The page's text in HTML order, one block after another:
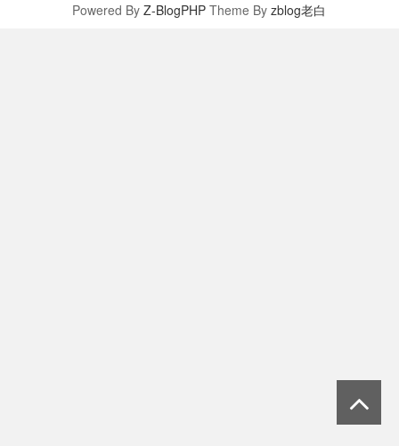
Powered ByZ-BlogPHP Theme Byzblog老白